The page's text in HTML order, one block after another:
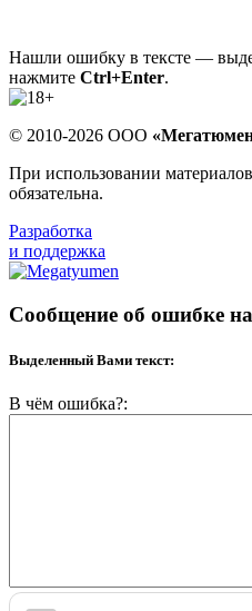
Нашли ошибку в тексте —
нажмите Ctrl+Enter.
© 2010-2026 ООО
При использовании
обязательна.
Разработка
и поддержка
Сообщение об ошибке
Выделенный Вами текст:
В чём ошибка?: